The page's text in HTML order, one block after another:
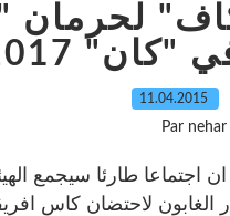
2017
11.04.2015
Par nehar
اجتماعا طارئا سيجمع